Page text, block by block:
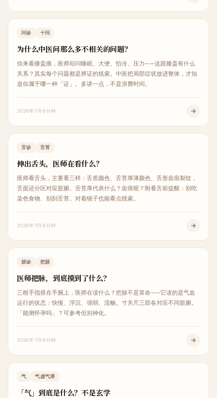
中医科普
问诊 十问
为什么中医问那么多不相关的问题？
你来看膝盖痛，医师却问睡眠、大便、怕冷、压力——这跟膝盖有什么
关系？其实每个问题都是辨证的线索。中医把局部症状放进整体，才知
道你属于哪一种「证」。多讲一点，不是浪费时间。
2026年7月6分钟
中医科普
舌诊 舌苔
伸出舌头，医师在看什么？
医师看舌头，主要看三样：舌质颜色、舌苔厚薄颜色、舌形齿痕裂纹，
舌面还分区对应脏腑。舌苔厚代表什么？齿痕呢？附看舌前提醒：别吃
染色食物、别刮舌苔。对着镜子也能看点线索。
2026年7月6分钟
中医科普
脉诊 把脉
医师把脉，到底摸到了什么？
三根手指搭在手腕上，医师在读什么？把脉不是算命——它读的是气血
运行的状态：快慢、浮沉、强弱、流畅。寸关尺三部各对应不同脏腑。
「能测怀孕吗」？可参考但别神化。
2026年7月6分钟
中医科普
气 气虚气滞
「气」到底是什么？不是玄学